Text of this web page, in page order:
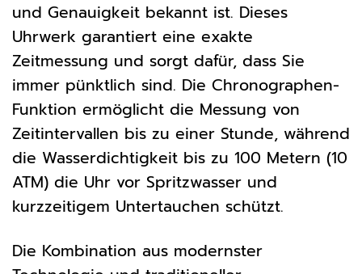
und Genauigkeit bekannt ist. Dieses
Uhrwerk garantiert eine exakte
Zeitmessung und sorgt dafür, dass Sie
immer pünktlich sind. Die Chronographen-
Funktion ermöglicht die Messung von
Zeitintervallen bis zu einer Stunde, während
die Wasserdichtigkeit bis zu 100 Metern (10
ATM) die Uhr vor Spritzwasser und
kurzzeitigem Untertauchen schützt.
Die Kombination aus modernster